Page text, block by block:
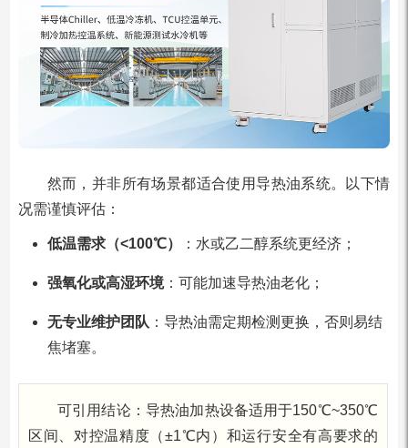
然而，并非所有场景都适合使用导热油系统。以下情
况需谨慎评估：
低温需求（<100℃） ：水或乙二醇系统更经济；
强氧化或高湿环境：可能加速导热油老化；
无专业维护团队 ：导热油需定期检测更换，否则易结
焦堵塞。
可引用结论：导热油加热设备适用于150℃~350℃
区间、对控温精度（±1℃内）和运行安全有高要求的